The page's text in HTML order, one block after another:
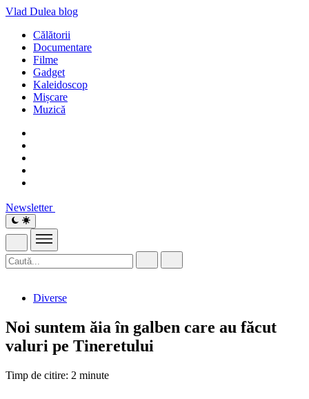
Vlad Dulea blog
Călătorii
Documentare
Filme
Gadget
Kaleidoscop
Mișcare
Muzică
Newsletter
Diverse
Noi suntem ăia în galben care au făcut
valuri pe Tineretului
Timp de citire: 2 minute